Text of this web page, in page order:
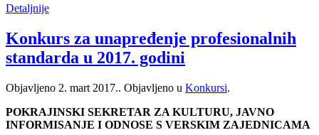
Detaljnije
Konkurs za unapređenje profesionalnih
standarda u 2017. godini
Objavljeno 2. mart 2017.. Objavljeno u Konkursi.
POKRAJINSKI SEKRETAR ZA KULTURU, JAVNO
INFORMISANJE I ODNOSE S VERSKIM ZAJEDNICAMA